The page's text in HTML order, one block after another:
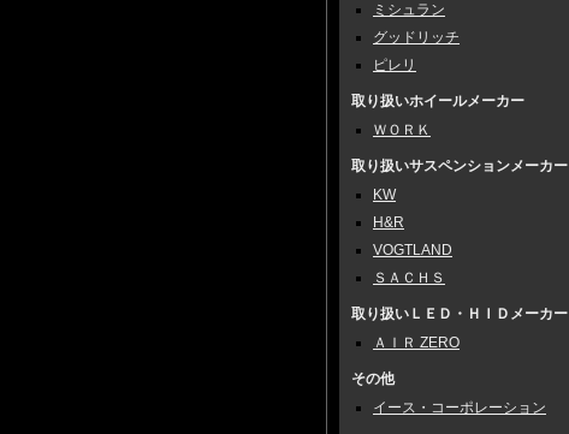
ミシュラン
グッドリッチ
ピレリ
取り扱いホイールメーカー
ＷＯＲＫ
取り扱いサスペンションメーカー
KW
H&R
VOGTLAND
ＳＡＣＨＳ
取り扱いＬＥＤ・ＨＩＤメーカー
ＡＩＲ ZERO
その他
イース・コーポレーション